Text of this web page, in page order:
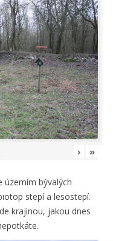
› »
územím bývalých
stepí a lesostepí.
krajinou, jakou dnes